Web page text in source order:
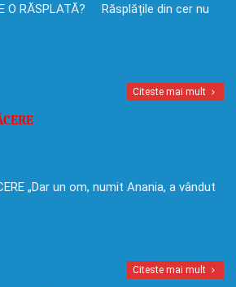
O RĂSPLATĂ? Răsplățile din cer nu
Citeste mai mult
„Dar un om, numit Anania, a vândut
Citeste mai mult